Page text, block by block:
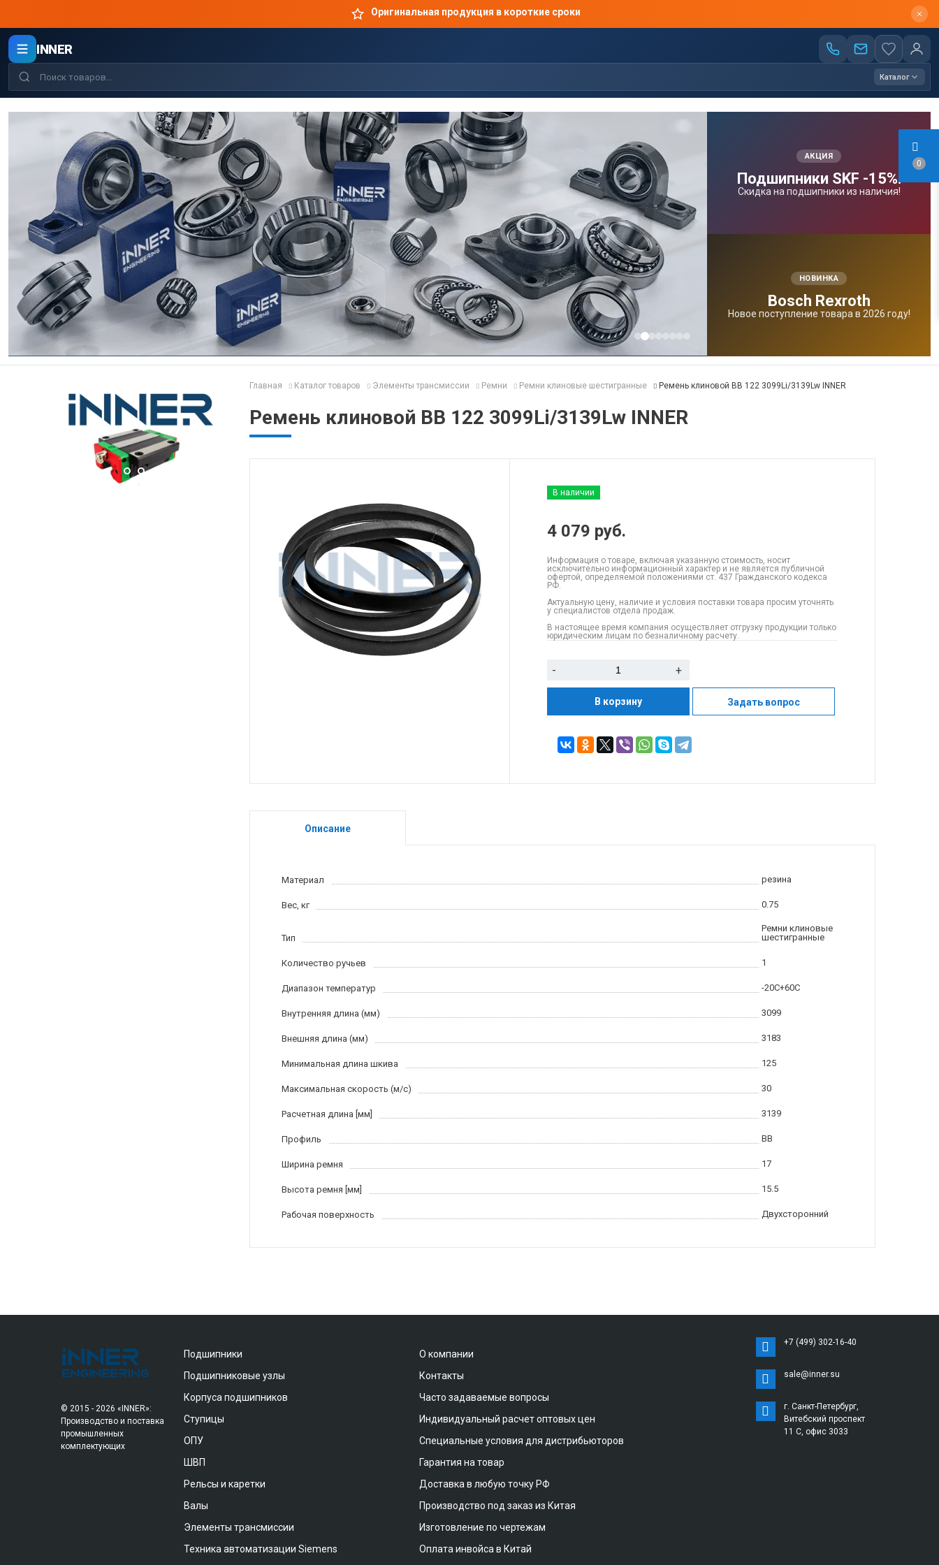
0
Оригинальная продукция в короткие сроки
INNER
Каталог
АКЦИЯ
Подшипники SKF -15%!
Скидка на подшипники из наличия!
НОВИНКА
Bosсh Rexroth
Новое поступление товара в 2026 году!
Главная Каталог товаров Элементы трансмиссии Ремни Ремни клиновые шестигранные Ремень клиновой BB 122 3099Li/3139Lw INNER
Ремень клиновой BB 122 3099Li/3139Lw INNER
В наличии
4 079 руб.
Информация о товаре, включая указанную стоимость, носит
исключительно информационный характер и не является публичной
офертой, определяемой положениями ст. 437 Гражданского кодекса
РФ.
Актуальную цену, наличие и условия поставки товара просим уточнять
у специалистов отдела продаж.
В настоящее время компания осуществляет отгрузку продукции только
юридическим лицам по безналичному расчету.
- +
В корзину Задать вопрос
Описание
Материал резина
Вес, кг 0.75
Тип
Ремни клиновые
шестигранные
Количество ручьев 1
Диапазон температур -20С+60С
Внутренняя длина (мм) 3099
Внешняя длина (мм) 3183
Минимальная длина шкива 125
Максимальная скорость (м/c) 30
Расчетная длина [мм] 3139
Профиль BB
Ширина ремня 17
Высота ремня [мм] 15.5
Рабочая поверхность Двухсторонний
© 2015 - 2026 «INNER»:
Производство и поставка
промышленных
комплектующих
Подшипники
Подшипниковые узлы
Корпуса подшипников
Ступицы
ОПУ
ШВП
Рельсы и каретки
Валы
Элементы трансмиссии
Техника автоматизации Siemens
О компании
Контакты
Часто задаваемые вопросы
Индивидуальный расчет оптовых цен
Специальные условия для дистрибьюторов
Гарантия на товар
Доставка в любую точку РФ
Производство под заказ из Китая
Изготовление по чертежам
Оплата инвойса в Китай
+7 (499) 302-16-40
sale@inner.su
г. Санкт-Петербург,
Витебский проспект
11 С, офис 3033